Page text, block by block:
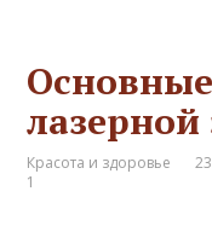
Красота и здоровье
1